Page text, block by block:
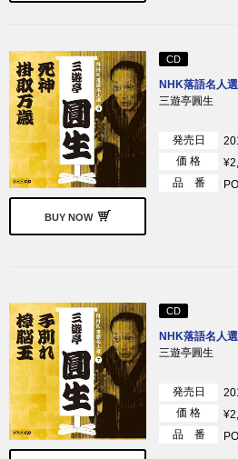
BUY NOW
CD
NHK落語名人
三遊亭圓生
発売日
価 格
品 番
CD
NHK落語名人
三遊亭圓生
発売日
価 格
品 番